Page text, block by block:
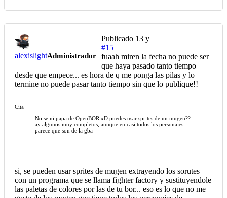
alexislightAdministrador
Publicado 13 y
#15
fuaah miren la fecha no puede ser
que haya pasado tanto tiempo
desde que empece... es hora de q me ponga las pilas y lo
termine no puede pasar tanto tiempo sin que lo publique!!
Cita
No se ni papa de OpenBOR xD puedes usar sprites de un mugen??
ay algunos muy completos, aunque en casi todos los personajes
parece que son de la gba
si, se pueden usar sprites de mugen extrayendo los sorutes
con un programa que se llama fighter factory y sustituyendole
las paletas de colores por las de tu bor... eso es lo que no me